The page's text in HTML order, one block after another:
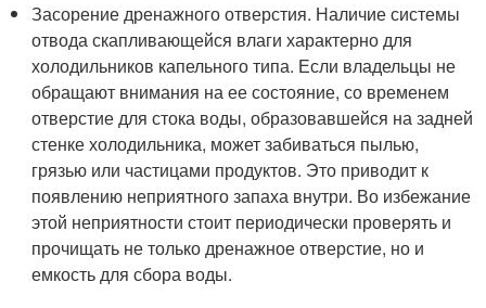
Засорение дренажного отверстия. Наличие системы
отвода скапливающейся влаги характерно для
холодильников капельного типа. Если владельцы не
обращают внимания на ее состояние, со временем
отверстие для стока воды, образовавшейся на задней
стенке холодильника, может забиваться пылью,
грязью или частицами продуктов. Это приводит к
появлению неприятного запаха внутри. Во избежание
этой неприятности стоит периодически проверять и
прочищать не только дренажное отверстие, но и
емкость для сбора воды.